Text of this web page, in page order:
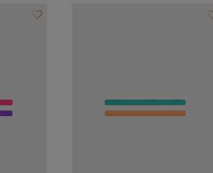
favorite_borderAjouter à vos favoris